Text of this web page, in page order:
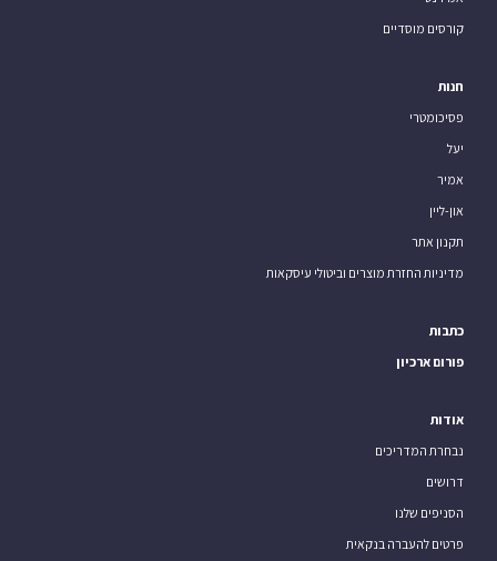
קורסים מוסדיים
חנות
פסיכומטרי
יעל
אמיר
און-ליין
תקנון אתר
מדיניות החזרת מוצרים וביטולי עיסקאות
כתבות
פורום ארכיון
אודות
נבחרת המדריכים
דרושים
הסניפים שלנו
פרטים להעברה בנקאית